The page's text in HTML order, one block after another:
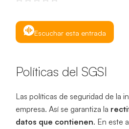
Escuchar esta entrada
Políticas del SGSI
Las políticas de seguridad de la
empresa. Así se garantiza la
datos que contienen. En este